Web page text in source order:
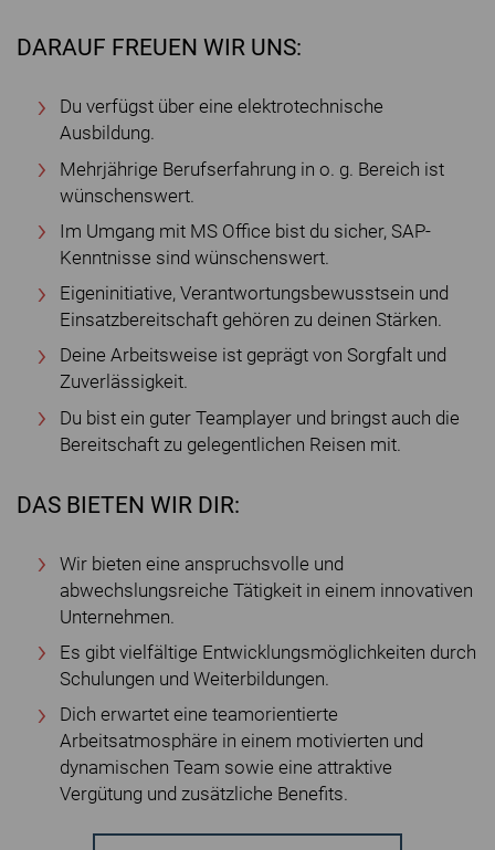
DARAUF FREUEN WIR UNS:
Du verfügst über eine elektrotechnische
Ausbildung.
Mehrjährige Berufserfahrung in o. g. Bereich ist
wünschenswert.
Im Umgang mit MS Office bist du sicher, SAP-
Kenntnisse sind wünschenswert.
Eigeninitiative, Verantwortungsbewusstsein und
Einsatzbereitschaft gehören zu deinen Stärken.
Deine Arbeitsweise ist geprägt von Sorgfalt und
Zuverlässigkeit.
Du bist ein guter Teamplayer und bringst auch die
Bereitschaft zu gelegentlichen Reisen mit.
DAS BIETEN WIR DIR:
Wir bieten eine anspruchsvolle und
abwechslungsreiche Tätigkeit in einem innovativen
Unternehmen.
Es gibt vielfältige Entwicklungsmöglichkeiten durch
Schulungen und Weiterbildungen.
Dich erwartet eine teamorientierte
Arbeitsatmosphäre in einem motivierten und
dynamischen Team sowie eine attraktive
Vergütung und zusätzliche Benefits.